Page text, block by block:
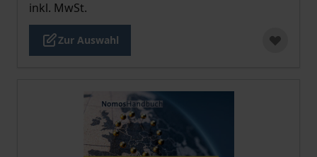
inkl. MwSt.
Zur Auswahl